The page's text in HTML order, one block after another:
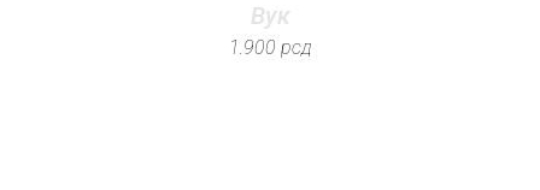
Вук
1.900 рсд